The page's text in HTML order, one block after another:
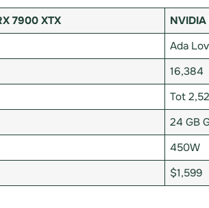
7900 XTX
Ada
16,384
Tot
24 GB
450W
$1,599